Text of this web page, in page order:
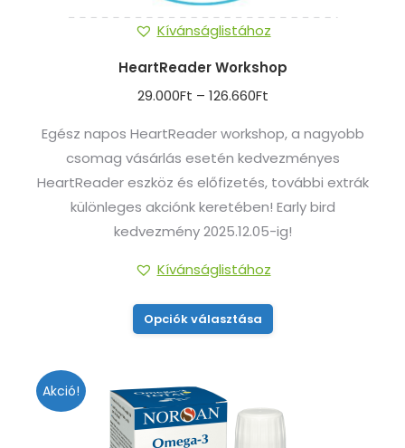
Kívánságlistához
HeartReader Workshop
29.000Ft – 126.660FtÁrtartomány:
-
126.660Ft
Egész napos HeartReader workshop, a nagyobb
csomag vásárlás esetén kedvezményes
HeartReader eszköz és előfizetés, további extrák
különleges akciónk keretében! Early bird
kedvezmény 2025.12.05-ig!
Kívánságlistához
Opciók választása
variációja
van.
Akció!